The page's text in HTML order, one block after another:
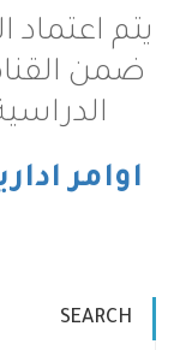
من
بالتخفيض